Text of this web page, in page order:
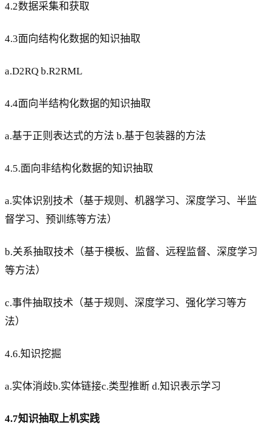
4.2数据采集和获取
4.3面向结构化数据的知识抽取
a.D2RQ b.R2RML
4.4面向半结构化数据的知识抽取
a.基于正则表达式的方法 b.基于包装器的方法
4.5.面向非结构化数据的知识抽取
a.实体识别技术（基于规则、机器学习、深度学习、半监
督学习、预训练等方法）
b.关系抽取技术（基于模板、监督、远程监督、深度学习
等方法）
c.事件抽取技术（基于规则、深度学习、强化学习等方
法）
4.6.知识挖掘
a.实体消歧b.实体链接c.类型推断 d.知识表示学习
4.7知识抽取上机实践